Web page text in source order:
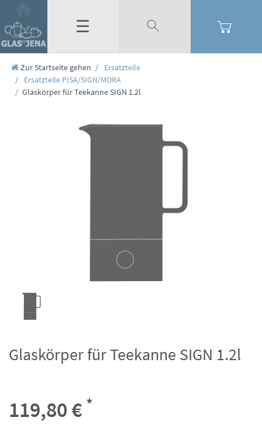
☰
Zur Startseite gehen
Ersatzteile
Ersatzteile PISA/SIGN/MORA
Glaskörper für Teekanne SIGN 1.2l
Glaskörper für Teekanne SIGN 1.2l
119,80 € *